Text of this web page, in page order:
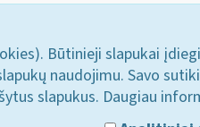
Būtinieji slapukai
naudojimu. Savo
slapukus. Daugiau